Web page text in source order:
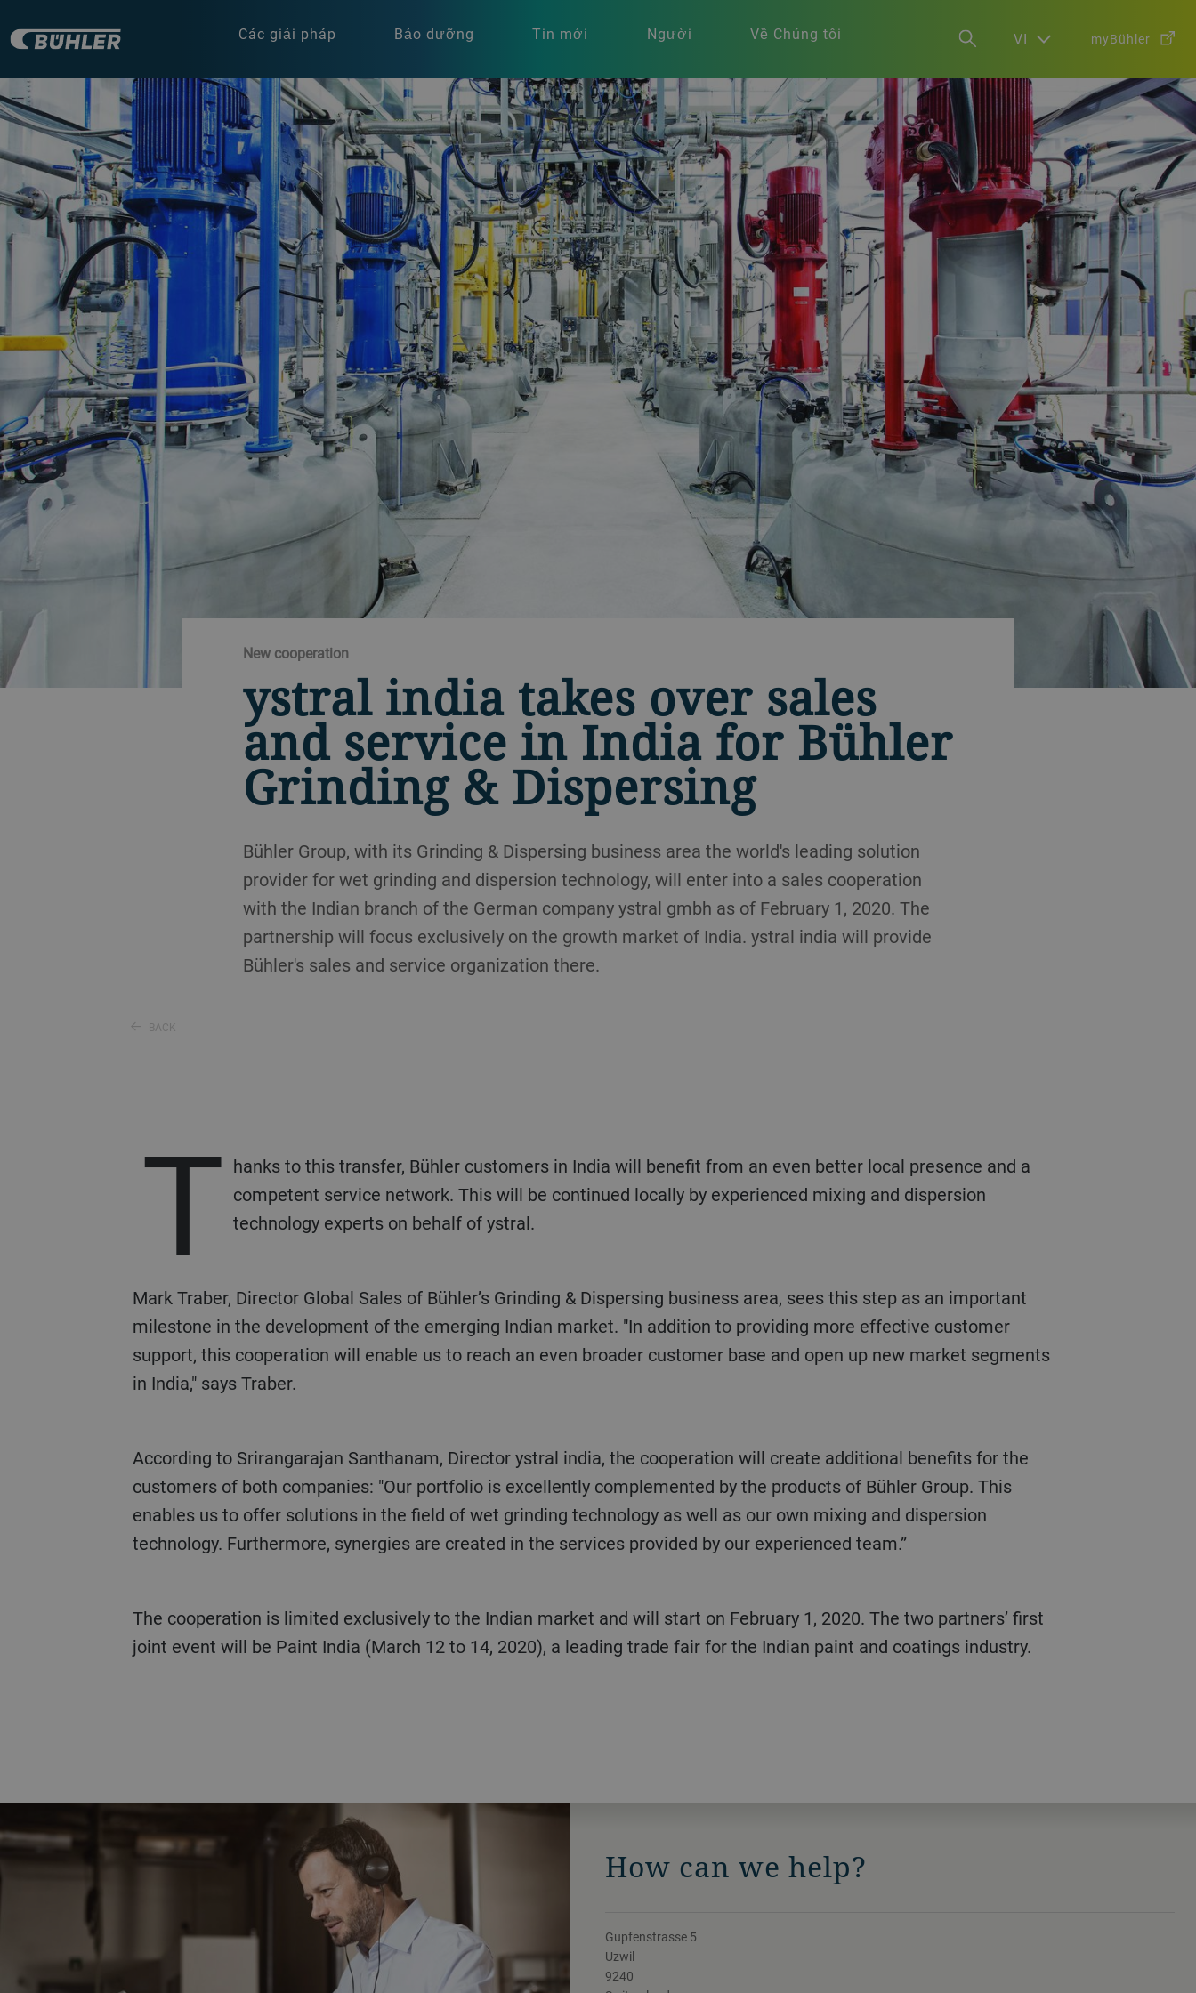
Các giải pháp Bảo dưỡng Tin mới Người Về Chúng tôi VI myBühler
New cooperation
ystral india takes over sales
and service in India for Bühler
Grinding & Dispersing
Bühler Group, with its Grinding & Dispersing business area the world's leading solution
provider for wet grinding and dispersion technology, will enter into a sales cooperation
with the Indian branch of the German company ystral gmbh as of February 1, 2020. The
partnership will focus exclusively on the growth market of India. ystral india will provide
Bühler's sales and service organization there.
BACK
T hanks to this transfer, Bühler customers in India will benefit from an even better local presence and a
competent service network. This will be continued locally by experienced mixing and dispersion
technology experts on behalf of ystral.
Mark Traber, Director Global Sales of Bühler’s Grinding & Dispersing business area, sees this step as an important
milestone in the development of the emerging Indian market. "In addition to providing more effective customer
support, this cooperation will enable us to reach an even broader customer base and open up new market segments
in India," says Traber.
According to Srirangarajan Santhanam, Director ystral india, the cooperation will create additional benefits for the
customers of both companies: "Our portfolio is excellently complemented by the products of Bühler Group. This
enables us to offer solutions in the field of wet grinding technology as well as our own mixing and dispersion
technology. Furthermore, synergies are created in the services provided by our experienced team.”
The cooperation is limited exclusively to the Indian market and will start on February 1, 2020. The two partners’ first
joint event will be Paint India (March 12 to 14, 2020), a leading trade fair for the Indian paint and coatings industry.
How can we help?
Gupfenstrasse 5
Uzwil
9240